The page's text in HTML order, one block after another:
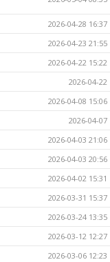
2026-04-28 16:37
2026-04-23 21:55
2026-04-22 15:22
2026-04-22
2026-04-08 15:06
2026-04-07
2026-04-03 21:06
2026-04-03 20:56
2026-04-02 15:31
2026-03-31 15:37
2026-03-24 13:35
2026-03-12 12:27
2026-03-06 12:23